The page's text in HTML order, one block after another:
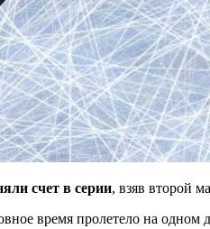
счет в серии, взяв второй
время пролетело на одном